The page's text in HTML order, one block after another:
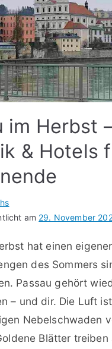
im Herbst
& Hotels
am 29. November
hat einen
des Sommers
Passau gehört
– und dir. Die Luft
Nebelschwaden
Blätter treiben